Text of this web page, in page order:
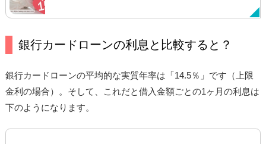
銀行カードローンの利息と比較すると？
銀行カードローンの平均的な実質年率は「14.5％」です（上限
金利の場合）。そして、これだと借入金額ごとの1ヶ月の利息は
下のようになります。